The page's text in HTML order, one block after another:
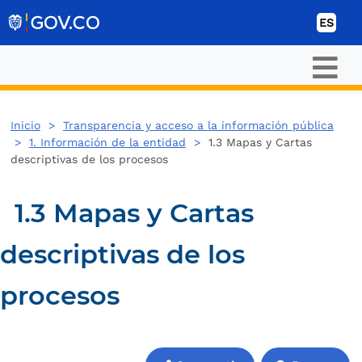
ES
Inicio> Transparencia y acceso a la información pública
> 1. Información de la entidad > 1.3 Mapas y Cartas
descriptivas de los procesos
1.3 Mapas y Cartas
descriptivas de los
procesos